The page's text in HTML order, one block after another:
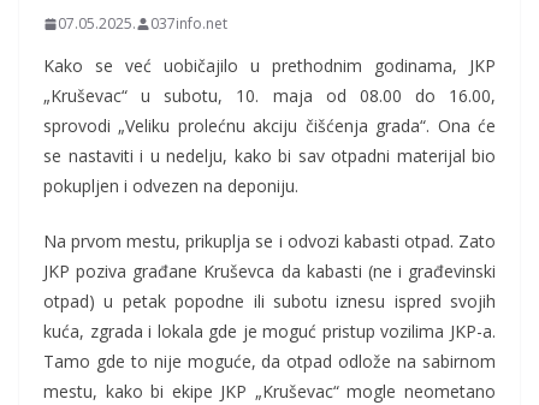
07.05.2025. 037info.net
Kako se već uobičajilo u prethodnim godinama, JKP
„Kruševac“ u subotu, 10. maja od 08.00 do 16.00,
sprovodi „Veliku prolećnu akciju čišćenja grada“. Ona će
se nastaviti i u nedelju, kako bi sav otpadni materijal bio
pokupljen i odvezen na deponiju.
Na prvom mestu, prikuplja se i odvozi kabasti otpad. Zato
JKP poziva građane Kruševca da kabasti (ne i građevinski
otpad) u petak popodne ili subotu iznesu ispred svojih
kuća, zgrada i lokala gde je moguć pristup vozilima JKP-a.
Tamo gde to nije moguće, da otpad odlože na sabirnom
mestu, kako bi ekipe JKP „Kruševac“ mogle neometano